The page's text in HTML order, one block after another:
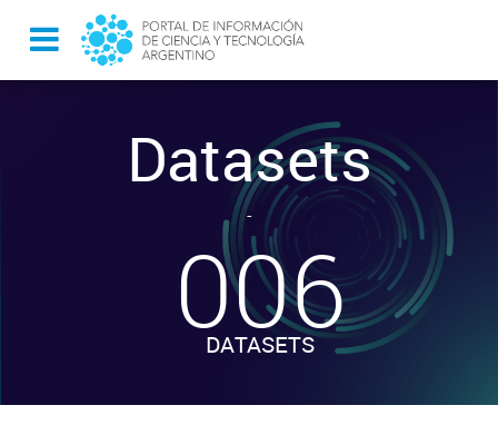
Datasets
-
006
DATASETS